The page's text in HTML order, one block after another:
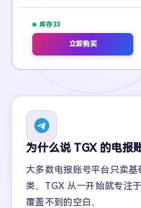
库存33
立即购买
为什么说 TGX 的电报
大多数电报账号平台只卖
类。TGX 从一开始就专注
覆盖不到的空白。